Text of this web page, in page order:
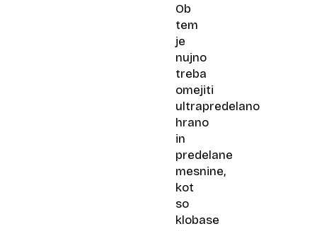
na
urgenco
Ob
tem
je
nujno
treba
omejiti
ultrapredelano
hrano
in
predelane
mesnine,
kot
so
klobase